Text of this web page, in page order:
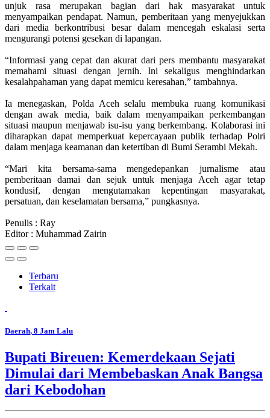
unjuk rasa merupakan bagian dari hak masyarakat untuk
menyampaikan pendapat. Namun, pemberitaan yang menyejukkan
dari media berkontribusi besar dalam mencegah eskalasi serta
mengurangi potensi gesekan di lapangan.
“Informasi yang cepat dan akurat dari pers membantu masyarakat
memahami situasi dengan jernih. Ini sekaligus menghindarkan
kesalahpahaman yang dapat memicu keresahan,” tambahnya.
Ia menegaskan, Polda Aceh selalu membuka ruang komunikasi
dengan awak media, baik dalam menyampaikan perkembangan
situasi maupun menjawab isu-isu yang berkembang. Kolaborasi ini
diharapkan dapat memperkuat kepercayaan publik terhadap Polri
dalam menjaga keamanan dan ketertiban di Bumi Serambi Mekah.
“Mari kita bersama-sama mengedepankan jurnalisme atau
pemberitaan damai dan sejuk untuk menjaga Aceh agar tetap
kondusif, dengan mengutamakan kepentingan masyarakat,
persatuan, dan keselamatan bersama,” pungkasnya.
Penulis : Ray
Editor : Muhammad Zairin
Terbaru
Terkait
Daerah, 8 Jam Lalu
Bupati Bireuen: Kemerdekaan Sejati
Dimulai dari Membebaskan Anak Bangsa
dari Kebodohan